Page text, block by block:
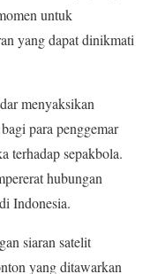
untuk
yang dapat dinikmati
menyaksikan
para penggemar
terhadap sepakbola.
hubungan
Indonesia.
siaran satelit
yang ditawarkan